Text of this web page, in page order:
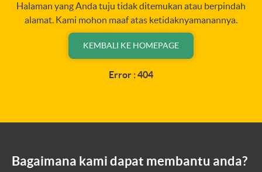
Halaman yang Anda tuju tidak ditemukan atau berpindah
alamat. Kami mohon maaf atas ketidaknyamanannya.
KEMBALI KE HOMEPAGE
Error : 404
Bagaimana kami dapat membantu anda?